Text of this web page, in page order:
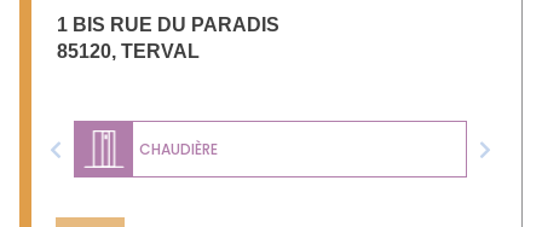
1 BIS RUE DU PARADIS
85120, TERVAL
CHAUDIÈRE
Previous Next